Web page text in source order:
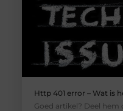
Http 401 error – Wat is
Goed artikel? Deel hem